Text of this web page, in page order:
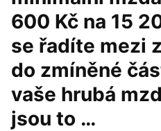
600 Kč na 15
se řadíte mezi
do zmíněné
vaše hrubá
jsou to …